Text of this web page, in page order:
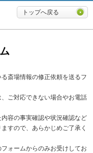
絞ったよりそうお
トップへ戻る
斎場情報の修正依頼を送るフ
ご対応できない場合やお電話
容の事実確認や状況確認など
すので、あらかじめご了承く
ォームからのみお受けしてお